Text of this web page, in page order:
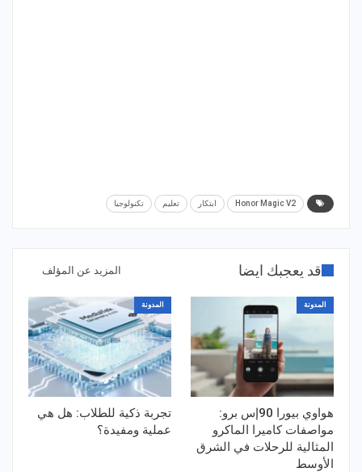
Honor Magic V2 ابتكار تعليم تكنولوجيا
قد يعجبك ايضا المزيد عن المؤلف
المدونة
هواوي بيورا 90إس برو:
مواصفات كاميرا الماكرو
المثالية للرحلات في الشرق
الأوسط
المدونة
تجربة ذكية للطلاب: هل هي
عملية ومفيدة؟